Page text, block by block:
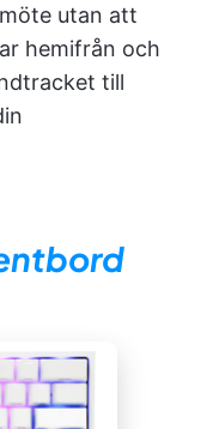
utan att
hemifrån och
till